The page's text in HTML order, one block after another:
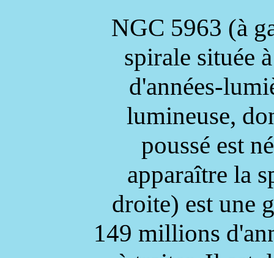
NGC 5963 (à
spirale située
d'années-
lumineuse,
poussé est
apparaître la
droite) est une
149 millions